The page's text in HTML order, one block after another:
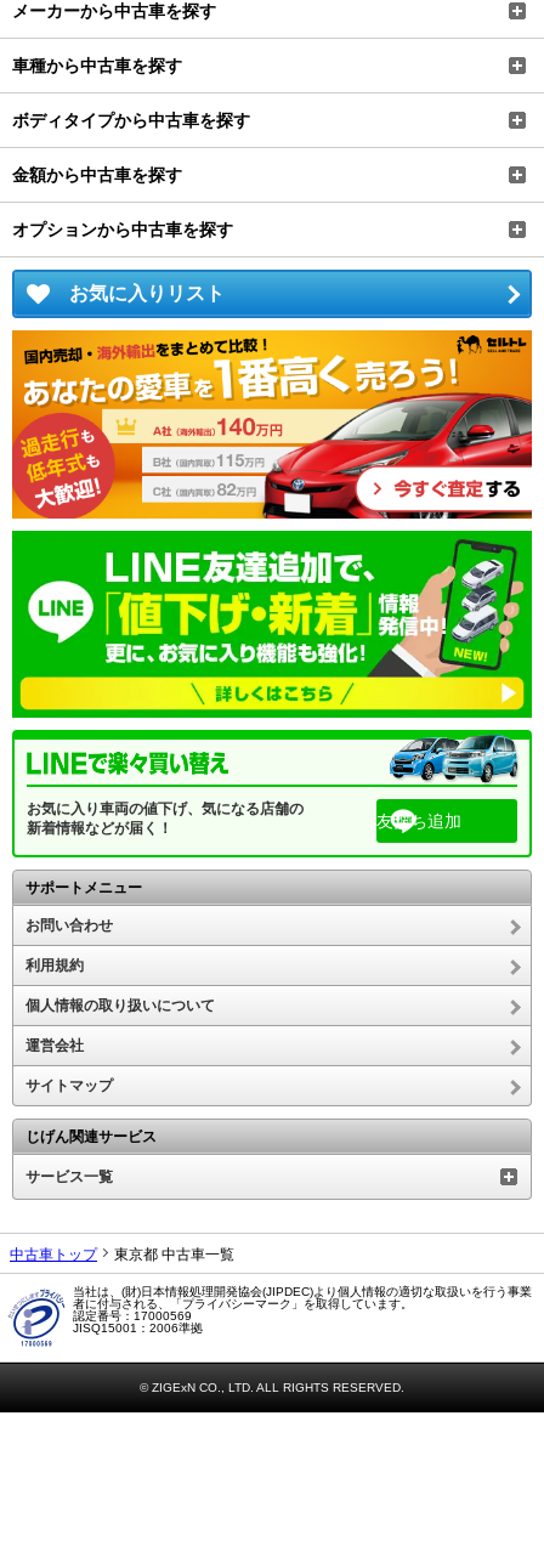
メーカーから中古車を探す
車種から中古車を探す
ボディタイプから中古車を探す
金額から中古車を探す
オプションから中古車を探す
お気に入りリスト
お気に入り車両の値下げ、気になる店舗の
新着情報などが届く！
友だち追加
サポートメニュー
お問い合わせ
利用規約
個人情報の取り扱いについて
運営会社
サイトマップ
じげん関連サービス
サービス一覧
中古車トップ 東京都 中古車一覧
当社は、(財)日本情報処理開発協会(JIPDEC)より個人情報の適切な取扱いを行う事業
者に付与される、「プライバシーマーク」を取得しています。
認定番号：17000569
JISQ15001：2006準拠
© ZIGExN CO., LTD. ALL RIGHTS RESERVED.